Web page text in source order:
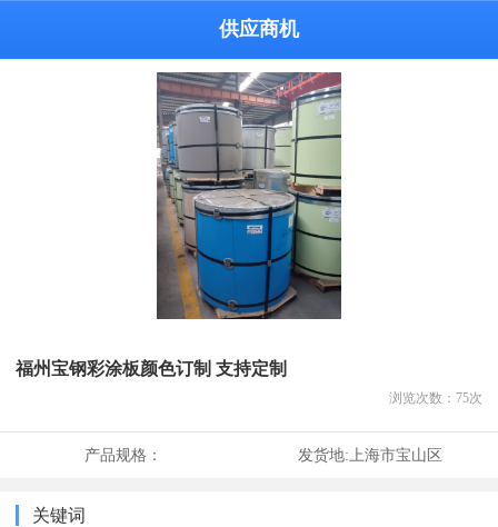
供应商机
福州宝钢彩涂板颜色订制 支持定制
浏览次数： 75次
产品规格： 发货地:上海市宝山区
关键词